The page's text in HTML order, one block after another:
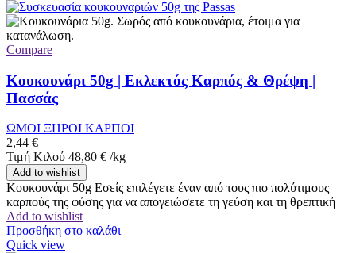
Compare
Κουκουνάρι 50g | Εκλεκτός Καρπός & Θρέψη |
Πασσάς
ΩΜΟΙ ΞΗΡΟΙ ΚΑΡΠΟΙ
2,44 €
Τιμή Κιλού 48,80 € /kg
Add to wishlist
Κουκουνάρι 50g Εσείς επιλέγετε έναν από τους πιο πολύτιμους
καρπούς της φύσης για να απογειώσετε τη γεύση και τη θρεπτική
Add to wishlist
Προσθήκη στο καλάθι
Quick view